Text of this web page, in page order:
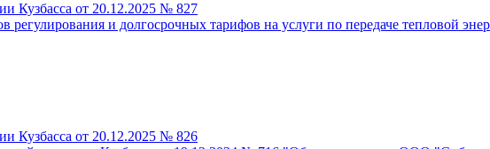
Кузбасса от 20.12.2025 № 827
и долгосрочных тарифов на услуги по передаче тепловой
Кузбасса от 20.12.2025 № 826